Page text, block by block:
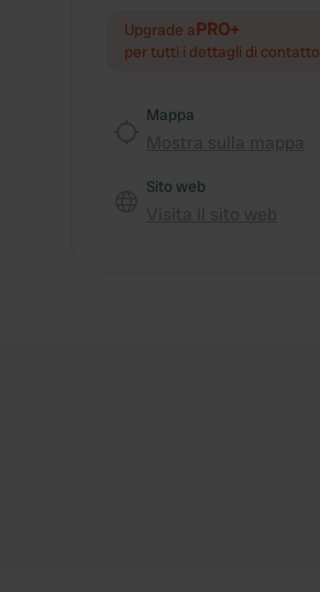
Upgrade aPRO+
per tutti i dettagli di contatto
Mappa
Sito web